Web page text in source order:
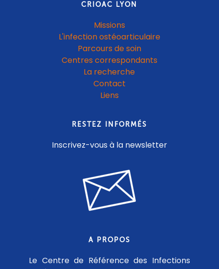
CRIOAC LYON
Missions
L'infection ostéoarticulaire
Parcours de soin
Centres correspondants
La recherche
Contact
Liens
RESTEZ INFORMÉS
Inscrivez-vous à la newsletter
A PROPOS
Le Centre de Référence des Infections